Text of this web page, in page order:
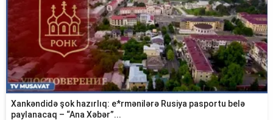
Xankəndidə şok hazırlıq: e*rmənilərə Rusiya pasportu belə
paylanacaq – “Ana Xəbər”...